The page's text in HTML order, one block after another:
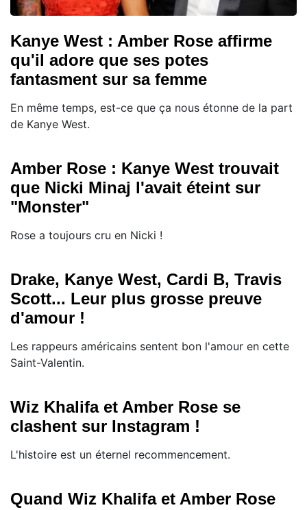
Kanye West : Amber Rose affirme
qu'il adore que ses potes
fantasment sur sa femme
En même temps, est-ce que ça nous étonne de la part
de Kanye West.
Amber Rose : Kanye West trouvait
que Nicki Minaj l'avait éteint sur
"Monster"
Rose a toujours cru en Nicki !
Drake, Kanye West, Cardi B, Travis
Scott... Leur plus grosse preuve
d'amour !
Les rappeurs américains sentent bon l'amour en cette
Saint-Valentin.
Wiz Khalifa et Amber Rose se
clashent sur Instagram !
L'histoire est un éternel recommencement.
Quand Wiz Khalifa et Amber Rose